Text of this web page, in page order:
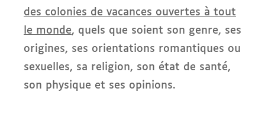
des colonies de vacances ouvertes à tout
le monde, quels que soient son genre, ses
origines, ses orientations romantiques ou
sexuelles, sa religion, son état de santé,
son physique et ses opinions.